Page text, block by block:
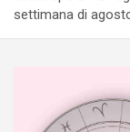
settimana di